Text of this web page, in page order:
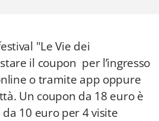
"Le Vie dei
il coupon per l’ingresso
o tramite app oppure
Un coupon da 18 euro è
10 euro per 4 visite